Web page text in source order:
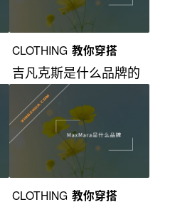
CLOTHING 教你穿搭
吉凡克斯是什么品牌的
衣服？
CLOTHING 教你穿搭